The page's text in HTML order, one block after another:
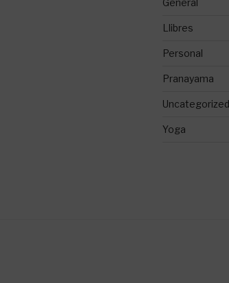
Llibres
Personal
Pranayama
Uncategorized
Yoga